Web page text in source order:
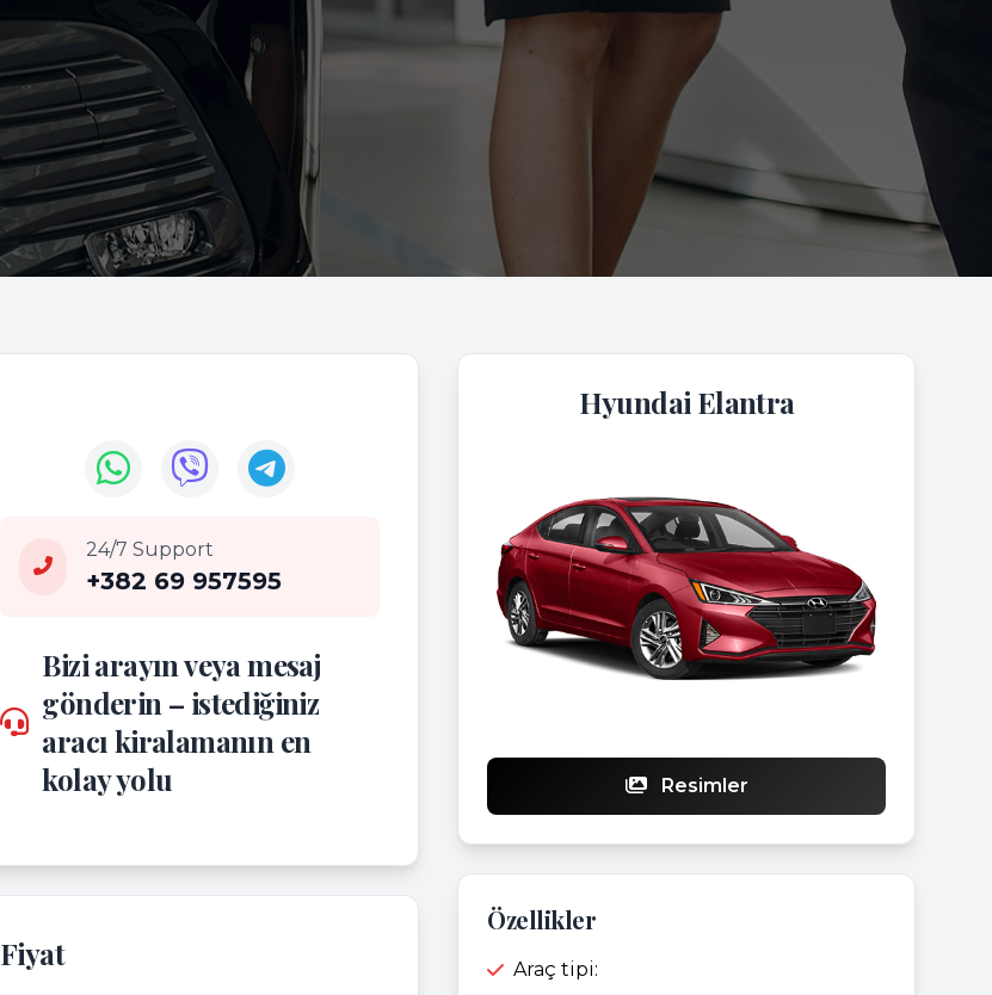
24/7 Support
+382 69 957595
Bizi arayın veya mesaj
gönderin – istediğiniz
aracı kiralamanın en
kolay yolu
Fiyat
Hyundai Elantra
Resimler
Özellikler
Araç tipi: